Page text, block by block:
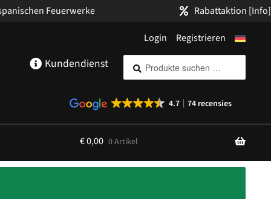
Feuerwerke Rabattaktion [Info]
Login Registrieren
Kundendienst
Suche
nach:
Suchen
4.7 74 recensies
€0,00 0 Artikel